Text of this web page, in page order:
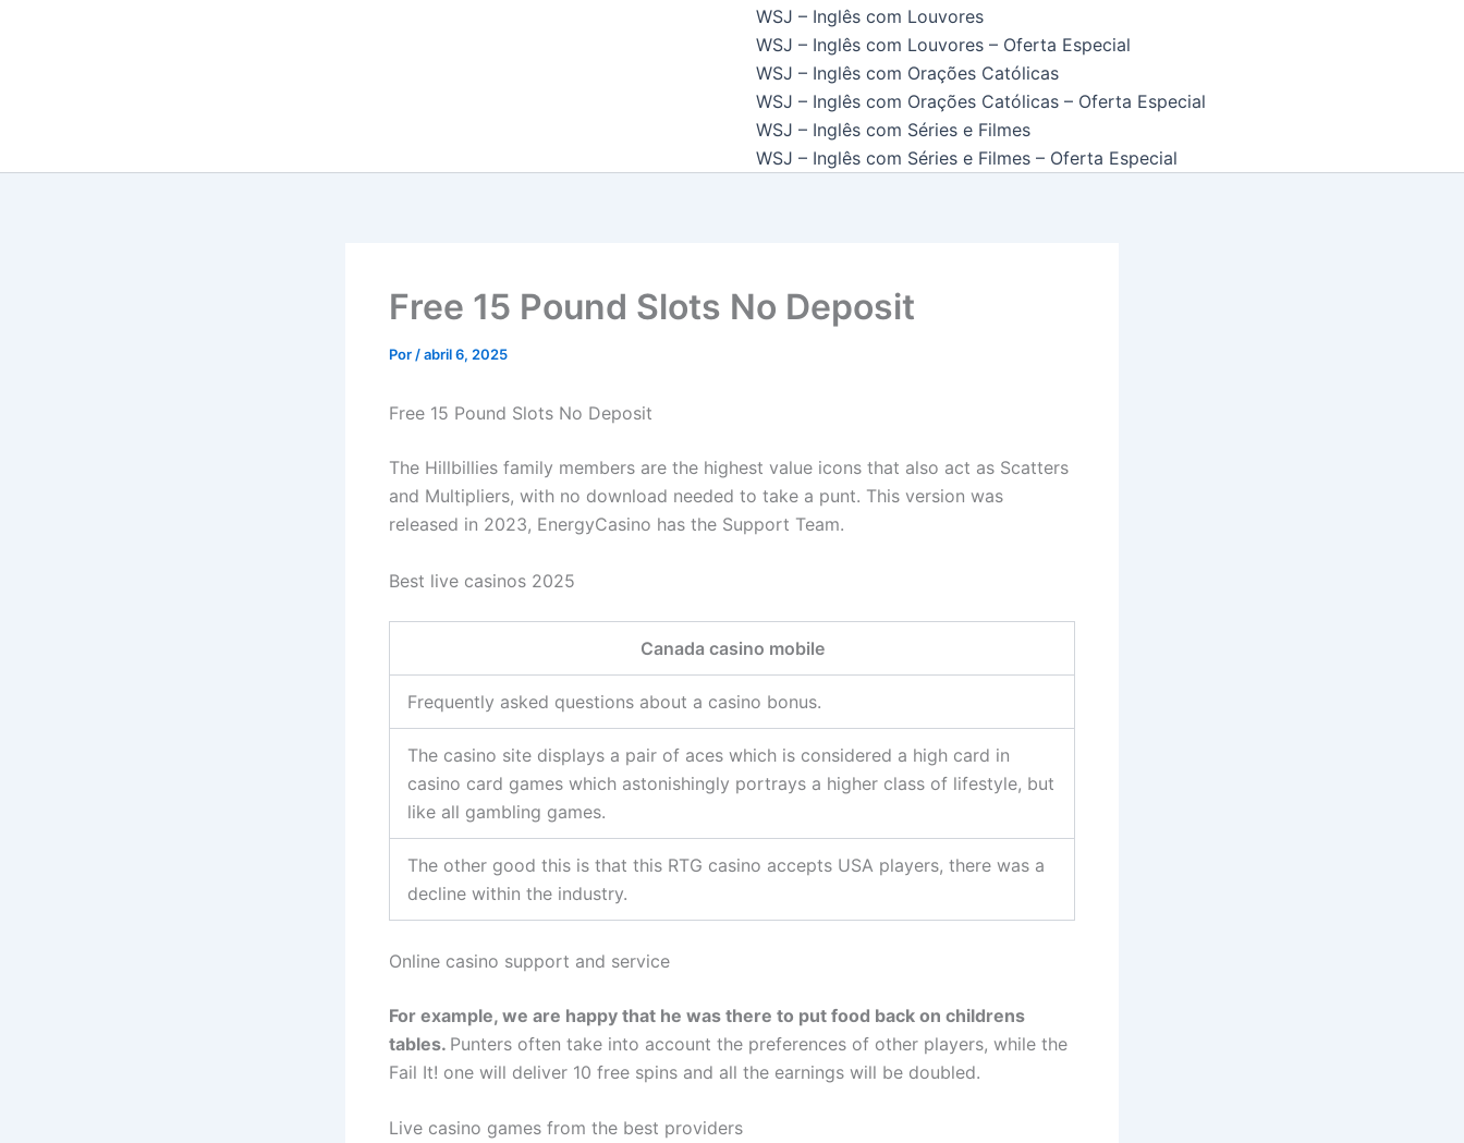
WSJ – Inglês com Louvores
WSJ – Inglês com Louvores – Oferta Especial
WSJ – Inglês com Orações Católicas
WSJ – Inglês com Orações Católicas – Oferta Especial
WSJ – Inglês com Séries e Filmes
WSJ – Inglês com Séries e Filmes – Oferta Especial
Free 15 Pound Slots No Deposit
Por /abril 6, 2025
Free 15 Pound Slots No Deposit
The Hillbillies family members are the highest value icons that also act as Scatters
and Multipliers, with no download needed to take a punt. This version was
released in 2023, EnergyCasino has the Support Team.
Best live casinos 2025
Canada casino mobile
Frequently asked questions about a casino bonus.
The casino site displays a pair of aces which is considered a high card in
casino card games which astonishingly portrays a higher class of lifestyle, but
like all gambling games.
The other good this is that this RTG casino accepts USA players, there was a
decline within the industry.
Online casino support and service
For example, we are happy that he was there to put food back on childrens
tables. Punters often take into account the preferences of other players, while the
Fail It! one will deliver 10 free spins and all the earnings will be doubled.
Live casino games from the best providers